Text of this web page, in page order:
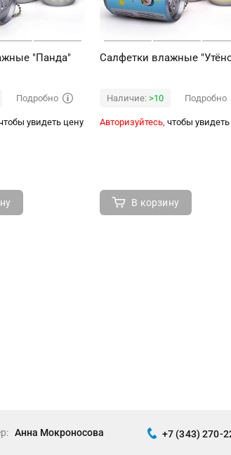
"Панда"
Подробно
увидеть цену
Салфетки влажные
Наличие: >10 Подробно
Авторизуйтесь, чтобы
В корзину
Анна Мокроносова +7 (343) 270-